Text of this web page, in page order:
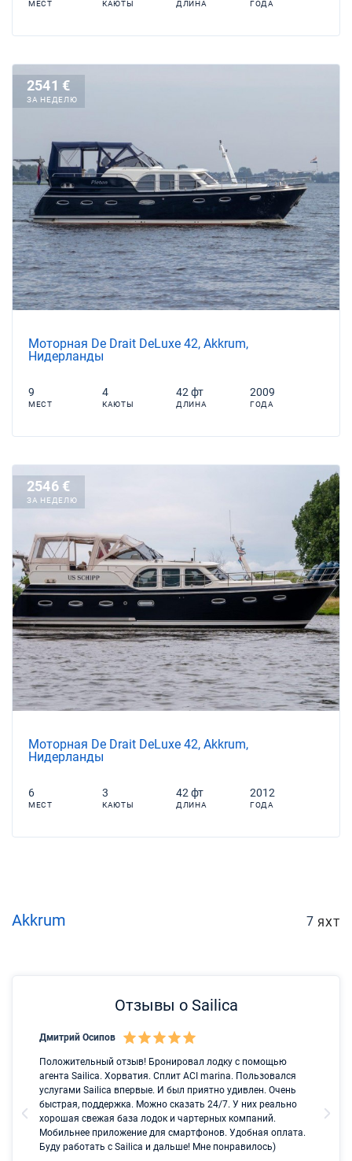
МЕСТ КАЮТЫ ДЛИНА ГОДА
2541 €
ЗА НЕДЕЛЮ
Моторная De Drait DeLuxe 42, Akkrum,
Нидерланды
9
МЕСТ
4
КАЮТЫ
42 фт
ДЛИНА
2009
ГОДА
2546 €
ЗА НЕДЕЛЮ
Моторная De Drait DeLuxe 42, Akkrum,
Нидерланды
6
МЕСТ
3
КАЮТЫ
42 фт
ДЛИНА
2012
ГОДА
Akkrum 7 ЯХТ
Отзывы о Sailica
Дмитрий Осипов
Положительный отзыв! Бронировал лодку с помощью
агента Sailica. Хорватия. Сплит ACI marina. Пользовался
услугами Sailica впервые. И был приятно удивлен. Очень
быстрая, поддержка. Можно сказать 24/7. У них реально
хорошая свежая база лодок и чартерных компаний.
Мобильнее приложение для смартфонов. Удобная оплата.
Буду работать с Sailica и дальше! Мне понравилось)